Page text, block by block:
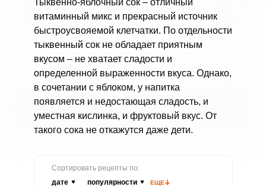
Тыквенно-яблочный сок – отличный
витаминный микс и прекрасный источник
быстроусвояемой клетчатки. По отдельности
тыквенный сок не обладает приятным
вкусом – не хватает сладости и
определенной выраженности вкуса. Однако,
в сочетании с яблоком, у напитка
появляется и недостающая сладость, и
уместная кислинка, и фруктовый вкус. От
такого сока не откажутся даже дети.
Сортировать рецепты по:
дате
популярности ЕЩЕ